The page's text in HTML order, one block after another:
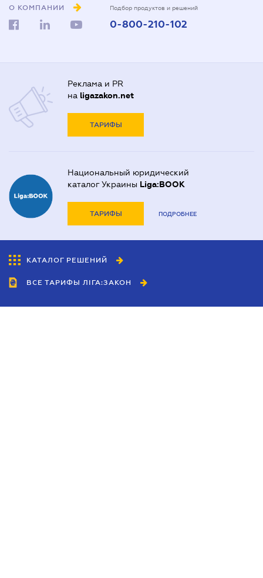
О КОМПАНИИ Подбор продуктов и решений
0-800-210-102
Реклама и PR
на ligazakon.net
ТАРИФЫ
Национальный юридический
каталог Украины Liga:BOOK
ТАРИФЫ ПОДРОБНЕЕ
КАТАЛОГ РЕШЕНИЙ
ВСЕ ТАРИФЫ ЛІГА:ЗАКОН